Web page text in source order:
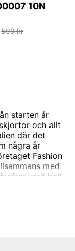
10N
599 kr
starten år
och allt
där det
några år
Fashion
med
varit helt
Detta